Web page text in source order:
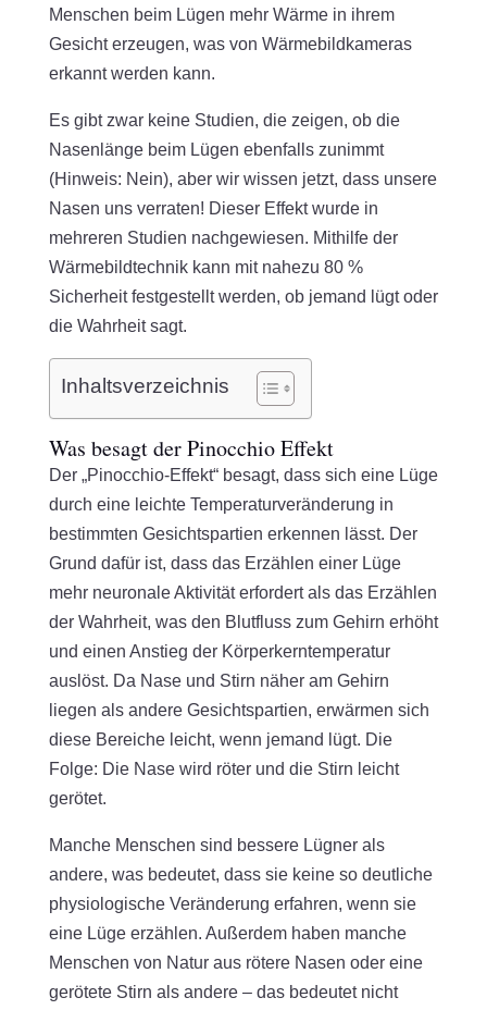
Menschen beim Lügen mehr Wärme in ihrem
Gesicht erzeugen, was von Wärmebildkameras
erkannt werden kann.
Es gibt zwar keine Studien, die zeigen, ob die
Nasenlänge beim Lügen ebenfalls zunimmt
(Hinweis: Nein), aber wir wissen jetzt, dass unsere
Nasen uns verraten! Dieser Effekt wurde in
mehreren Studien nachgewiesen. Mithilfe der
Wärmebildtechnik kann mit nahezu 80 %
Sicherheit festgestellt werden, ob jemand lügt oder
die Wahrheit sagt.
Inhaltsverzeichnis
Was besagt der Pinocchio Effekt
Der „Pinocchio-Effekt“ besagt, dass sich eine Lüge
durch eine leichte Temperaturveränderung in
bestimmten Gesichtspartien erkennen lässt. Der
Grund dafür ist, dass das Erzählen einer Lüge
mehr neuronale Aktivität erfordert als das Erzählen
der Wahrheit, was den Blutfluss zum Gehirn erhöht
und einen Anstieg der Körperkerntemperatur
auslöst. Da Nase und Stirn näher am Gehirn
liegen als andere Gesichtspartien, erwärmen sich
diese Bereiche leicht, wenn jemand lügt. Die
Folge: Die Nase wird röter und die Stirn leicht
gerötet.
Manche Menschen sind bessere Lügner als
andere, was bedeutet, dass sie keine so deutliche
physiologische Veränderung erfahren, wenn sie
eine Lüge erzählen. Außerdem haben manche
Menschen von Natur aus rötere Nasen oder eine
gerötete Stirn als andere – das bedeutet nicht